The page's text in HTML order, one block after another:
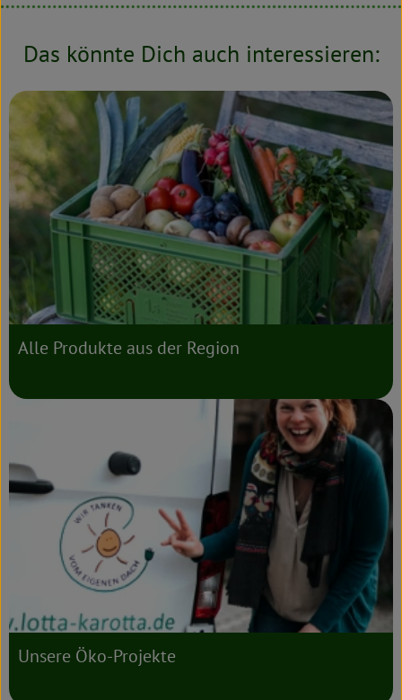
Das könnte Dich auch interessieren:
Alle Produkte aus der Region
Unsere Öko-Projekte